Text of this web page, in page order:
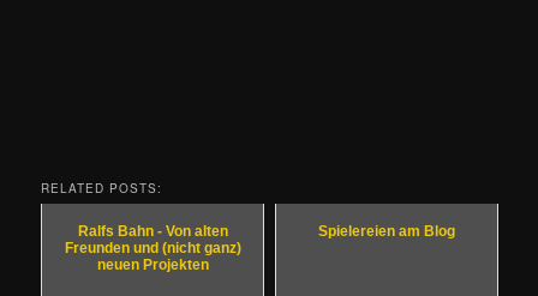
RELATED POSTS:
Ralfs Bahn - Von alten
Freunden und (nicht ganz)
neuen Projekten
Spielereien am Blog